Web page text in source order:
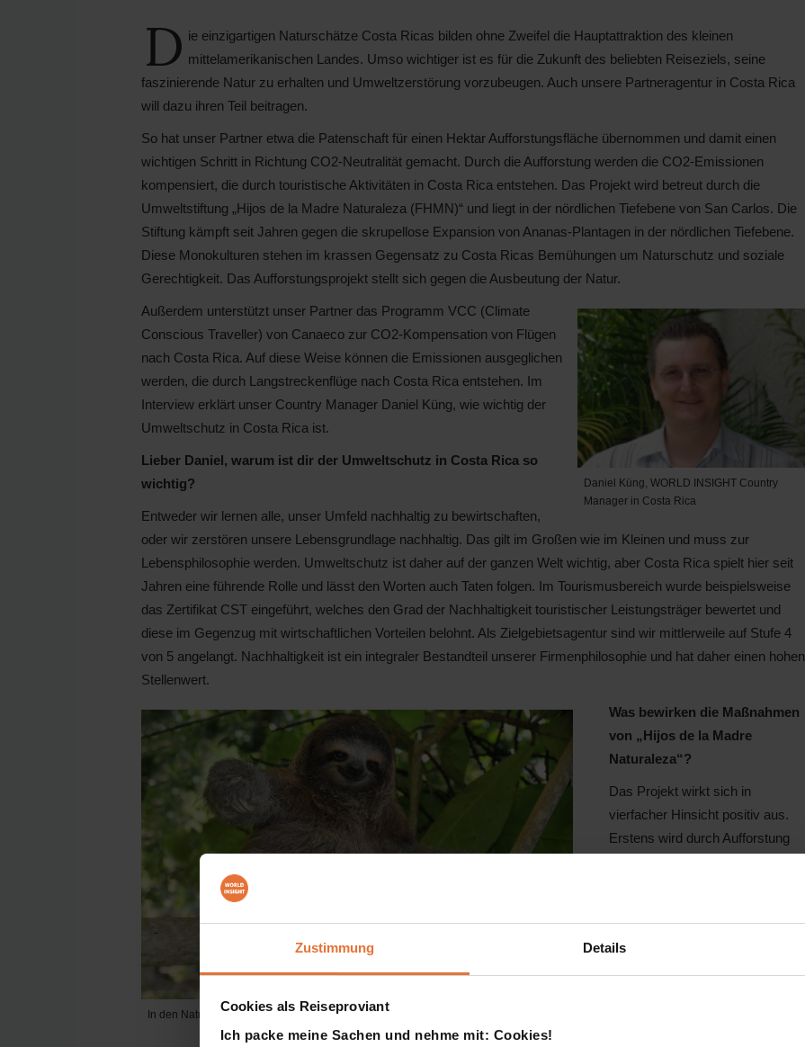
Zustimmung Details
Cookies als Reiseproviant
Ich packe meine Sachen und nehme mit: Cookies!
D ie einzigartigen Naturschätze Costa Ricas bilden ohne Zweifel die Hauptattraktion des kleinen
mittelamerikanischen Landes. Umso wichtiger ist es für die Zukunft des beliebten Reiseziels, seine
faszinierende Natur zu erhalten und Umweltzerstörung vorzubeugen. Auch unsere Partneragentur in Costa Rica
will dazu ihren Teil beitragen.
So hat unser Partner etwa die Patenschaft für einen Hektar Aufforstungsfläche übernommen und damit einen
wichtigen Schritt in Richtung CO2-Neutralität gemacht. Durch die Aufforstung werden die CO2-Emissionen
kompensiert, die durch touristische Aktivitäten in Costa Rica entstehen. Das Projekt wird betreut durch die
Umweltstiftung „Hijos de la Madre Naturaleza (FHMN)“ und liegt in der nördlichen Tiefebene von San Carlos. Die
Stiftung kämpft seit Jahren gegen die skrupellose Expansion von Ananas-Plantagen in der nördlichen Tiefebene.
Diese Monokulturen stehen im krassen Gegensatz zu Costa Ricas Bemühungen um Naturschutz und soziale
Gerechtigkeit. Das Aufforstungsprojekt stellt sich gegen die Ausbeutung der Natur.
Daniel Küng, WORLD INSIGHT Country
Manager in Costa Rica
Außerdem unterstützt unser Partner das Programm VCC (Climate
Conscious Traveller) von Canaeco zur CO2-Kompensation von Flügen
nach Costa Rica. Auf diese Weise können die Emissionen ausgeglichen
werden, die durch Langstreckenflüge nach Costa Rica entstehen. Im
Interview erklärt unser Country Manager Daniel Küng, wie wichtig der
Umweltschutz in Costa Rica ist.
Lieber Daniel, warum ist dir der Umweltschutz in Costa Rica so
wichtig?
Entweder wir lernen alle, unser Umfeld nachhaltig zu bewirtschaften,
oder wir zerstören unsere Lebensgrundlage nachhaltig. Das gilt im Großen wie im Kleinen und muss zur
Lebensphilosophie werden. Umweltschutz ist daher auf der ganzen Welt wichtig, aber Costa Rica spielt hier seit
Jahren eine führende Rolle und lässt den Worten auch Taten folgen. Im Tourismusbereich wurde beispielsweise
das Zertifikat CST eingeführt, welches den Grad der Nachhaltigkeit touristischer Leistungsträger bewertet und
diese im Gegenzug mit wirtschaftlichen Vorteilen belohnt. Als Zielgebietsagentur sind wir mittlerweile auf Stufe 4
von 5 angelangt. Nachhaltigkeit ist ein integraler Bestandteil unserer Firmenphilosophie und hat daher einen hohen
Stellenwert.
In den Naturschutzgebieten Costa Ricas haben Faultiere ihre Ruhe.
Was bewirken die Maßnahmen
von „Hijos de la Madre
Naturaleza“?
Das Projekt wirkt sich in
vierfacher Hinsicht positiv aus.
Erstens wird durch Aufforstung
den Urwäldern der zentralen
Bergkette und den Regenwäldern